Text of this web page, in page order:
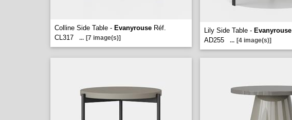
Colline Side Table - Evanyrouse Réf.
CL317
... [7 image(s)]
Lily Side Table - Evanyrouse
AD255
... [4 image(s)]